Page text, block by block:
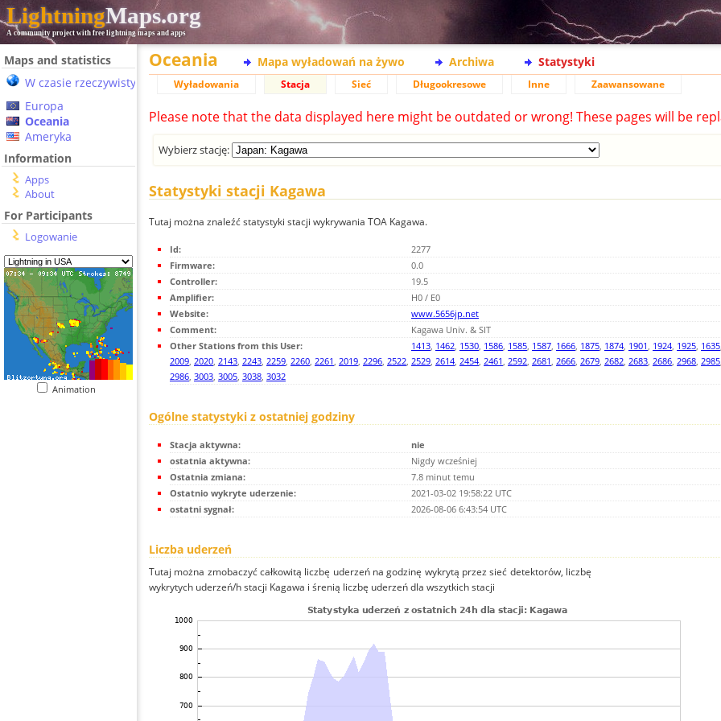
LightningMaps.org
A community project with free lightning maps and apps
Maps and statistics
W czasie rzeczywistym
Europa
Oceania
Ameryka
Information
Apps
About
For Participants
Logowanie
Animation
Oceania Mapa wyładowań na żywo Archiwa Statystyki
Wyładowania Stacja Sieć Długookresowe Inne Zaawansowane
Please note that the data displayed here might be outdated or wrong! These pages will be
Wybierz stację:
Statystyki stacji Kagawa
Tutaj można znaleźć statystyki stacji wykrywania TOA Kagawa.
Id:
2277
Firmware:
0.0
Controller:
19.5
Amplifier:
H0 / E0
Website:
www.5656jp.net
Comment:
Kagawa Univ. & SIT
Other Stations from this User:
1413, 1462, 1530, 1586, 1585, 1587, 1666, 1875, 1874, 1901, 1924, 1925, 1635
2009, 2020, 2143, 2243, 2259, 2260, 2261, 2019, 2296, 2522, 2529, 2614, 2454, 2461, 2592, 2681, 2666, 2679, 2682, 2683, 2686, 2968, 2985
2986, 3003, 3005, 3038, 3032
Ogólne statystyki z ostatniej godziny
Stacja aktywna:
nie
ostatnia aktywna:
Nigdy wcześniej
Ostatnia zmiana:
7.8 minut temu
Ostatnio wykryte uderzenie:
2021-03-02 19:58:22 UTC
ostatni sygnał:
2026-08-06 6:43:54 UTC
Liczba uderzeń
Tutaj można zmobaczyć całkowitą liczbę uderzeń na godzinę wykrytą przez sieć detektorów, liczbę
wykrytych uderzeń/h stacji Kagawa i śrenią liczbę uderzeń dla wszytkich stacji